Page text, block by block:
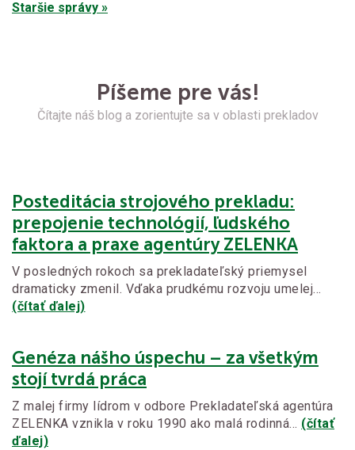
Staršie správy »
Píšeme pre vás!
Čítajte náš blog a zorientujte sa v oblasti prekladov
Posteditácia strojového prekladu:
prepojenie technológií, ľudského
faktora a praxe agentúry ZELENKA
V posledných rokoch sa prekladateľský priemysel
dramaticky zmenil. Vďaka prudkému rozvoju umelej…
(čítať ďalej)
Genéza nášho úspechu – za všetkým
stojí tvrdá práca
Z malej firmy lídrom v odbore Prekladateľská agentúra
ZELENKA vznikla v roku 1990 ako malá rodinná… (čítať
ďalej)